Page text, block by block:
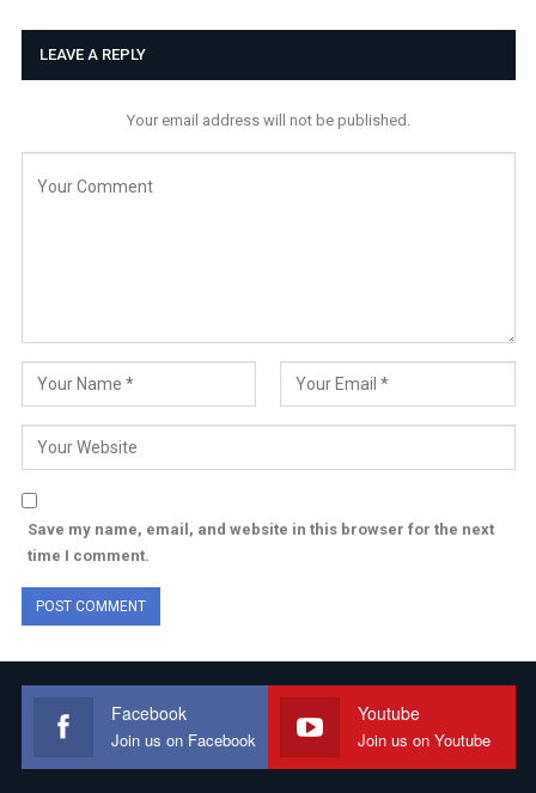
LEAVE A REPLY
Your email address will not be published.
Save my name, email, and website in this browser for the next
time I comment.
Facebook
Join us on Facebook
Youtube
Join us on Youtube